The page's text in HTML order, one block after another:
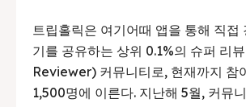
트립홀릭은 여기어때 앱을 통해 직접
기를 공유하는 상위 0.1%의 슈퍼 리
Reviewer) 커뮤니티로, 현재까지 참
1,500명에 이른다. 지난해 5월, 커뮤